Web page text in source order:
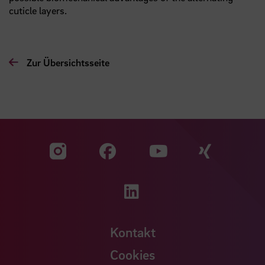
cuticle layers.
Zur Übersichtsseite
Zu unserer Facebook
Zu
Zu unserer
Kontakt
Cookies